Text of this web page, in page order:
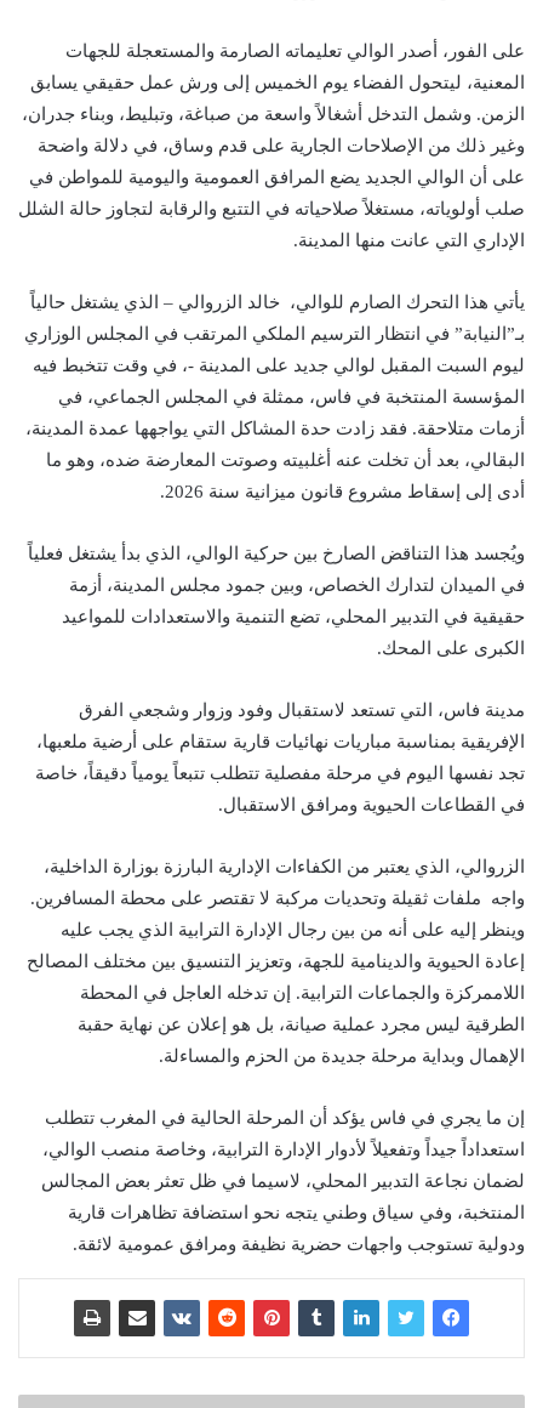
على الفور، أصدر الوالي تعليماته الصارمة والمستعجلة للجهات
المعنية، ليتحول الفضاء يوم الخميس إلى ورش عمل حقيقي يسابق
الزمن. وشمل التدخل أشغالاً واسعة من صباغة، وتبليط، وبناء جدران،
وغير ذلك من الإصلاحات الجارية على قدم وساق، في دلالة واضحة
على أن الوالي الجديد يضع المرافق العمومية واليومية للمواطن في
صلب أولوياته، مستغلاً صلاحياته في التتبع والرقابة لتجاوز حالة الشلل
الإداري التي عانت منها المدينة.
يأتي هذا التحرك الصارم للوالي، خالد الزروالي – الذي يشتغل حالياً
بـ”النيابة” في انتظار الترسيم الملكي المرتقب في المجلس الوزاري
ليوم السبت المقبل لوالي جديد على المدينة -، في وقت تتخبط فيه
المؤسسة المنتخبة في فاس، ممثلة في المجلس الجماعي، في
أزمات متلاحقة. فقد زادت حدة المشاكل التي يواجهها عمدة المدينة،
البقالي، بعد أن تخلت عنه أغلبيته وصوتت المعارضة ضده، وهو ما
أدى إلى إسقاط مشروع قانون ميزانية سنة 2026.
ويُجسد هذا التناقض الصارخ بين حركية الوالي، الذي بدأ يشتغل فعلياً
في الميدان لتدارك الخصاص، وبين جمود مجلس المدينة، أزمة
حقيقية في التدبير المحلي، تضع التنمية والاستعدادات للمواعيد
الكبرى على المحك.
مدينة فاس، التي تستعد لاستقبال وفود وزوار وشجعي الفرق
الإفريقية بمناسبة مباريات نهائيات قارية ستقام على أرضية ملعبها،
تجد نفسها اليوم في مرحلة مفصلية تتطلب تتبعاً يومياً دقيقاً، خاصة
في القطاعات الحيوية ومرافق الاستقبال.
الزروالي، الذي يعتبر من الكفاءات الإدارية البارزة بوزارة الداخلية،
واجه ملفات ثقيلة وتحديات مركبة لا تقتصر على محطة المسافرين.
وينظر إليه على أنه من بين رجال الإدارة الترابية الذي يجب عليه
إعادة الحيوية والدينامية للجهة، وتعزيز التنسيق بين مختلف المصالح
اللاممركزة والجماعات الترابية. إن تدخله العاجل في المحطة
الطرقية ليس مجرد عملية صيانة، بل هو إعلان عن نهاية حقبة
الإهمال وبداية مرحلة جديدة من الحزم والمساءلة.
إن ما يجري في فاس يؤكد أن المرحلة الحالية في المغرب تتطلب
استعداداً جيداً وتفعيلاً لأدوار الإدارة الترابية، وخاصة منصب الوالي،
لضمان نجاعة التدبير المحلي، لاسيما في ظل تعثر بعض المجالس
المنتخبة، وفي سياق وطني يتجه نحو استضافة تظاهرات قارية
ودولية تستوجب واجهات حضرية نظيفة ومرافق عمومية لائقة.